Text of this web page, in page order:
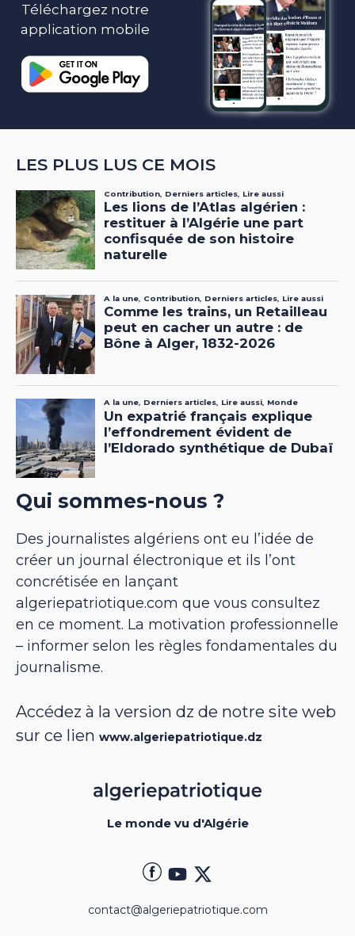
Téléchargez notre
application mobile
LES PLUS LUS CE MOIS
Qui sommes-nous ?
Des journalistes algériens ont eu l’idée de
créer un journal électronique et ils l’ont
concrétisée en lançant
algeriepatriotique.com que vous consultez
en ce moment. La motivation professionnelle
– informer selon les règles fondamentales du
journalisme.
Accédez à la version dz de notre site web
sur ce lien www.algeriepatriotique.dz
Le monde vu d'Algérie
contact@algeriepatriotique.com